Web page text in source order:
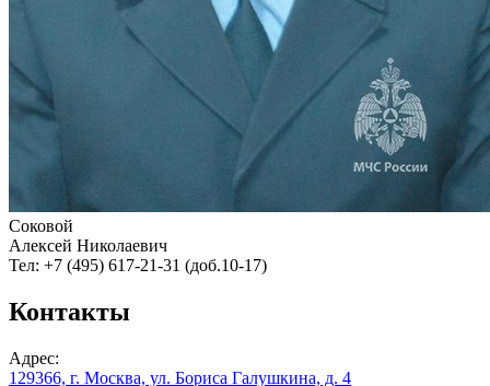
Соковой
Алексей Николаевич
Тел: +7 (495) 617-21-31 (доб.10-17)
Контакты
Адрес:
129366, г. Москва, ул. Бориса Галушкина, д. 4